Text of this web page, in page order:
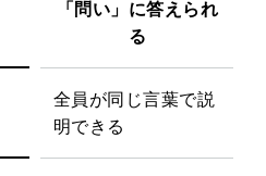
「問い」に答えられ
る
全員が同じ言葉で説
明できる